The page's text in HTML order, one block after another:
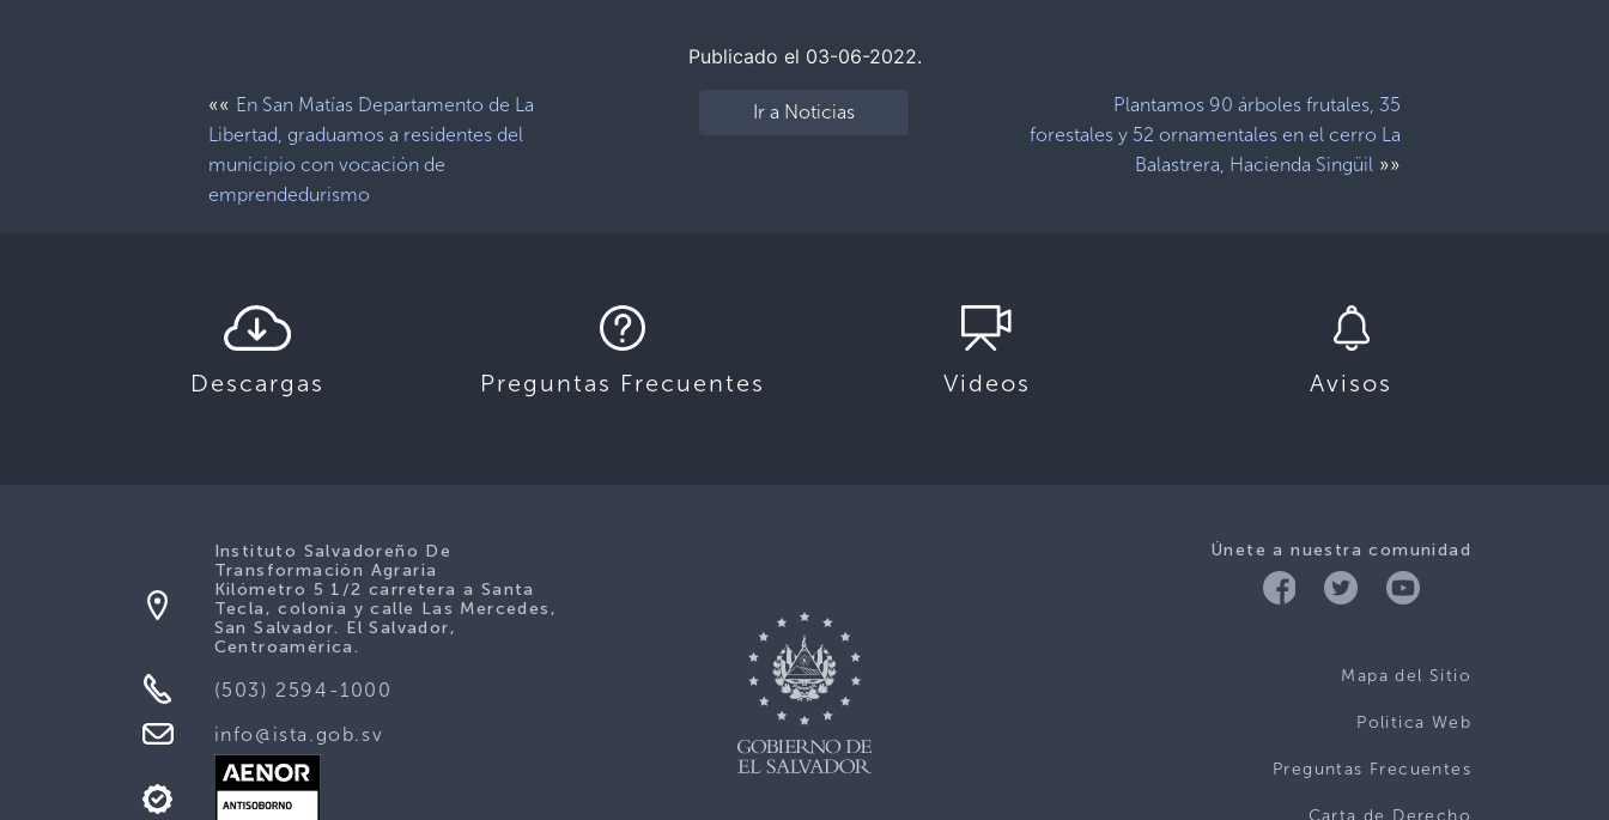
Publicado el 03-06-2022.
«« En San Matías Departamento de La
Libertad, graduamos a residentes del
municipio con vocación de
emprendedurismo
Ir a Noticias
Plantamos 90 árboles frutales, 35
forestales y 52 ornamentales en el cerro La
Balastrera, Hacienda Singüil »»
Descargas Preguntas Frecuentes Videos Avisos
Únete a nuestra comunidad
Mapa del Sitio
Politica Web
Preguntas Frecuentes
Carta de Derecho
Instituto Salvadoreño De
Transformación Agraria
Kilómetro 5 1/2 carretera a Santa
Tecla, colonia y calle Las Mercedes,
San Salvador. El Salvador,
Centroamérica.
(503) 2594-1000
info@ista.gob.sv